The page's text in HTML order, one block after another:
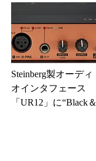
Steinberg製オーディ
オインタフェース
「UR12」に“Black＆